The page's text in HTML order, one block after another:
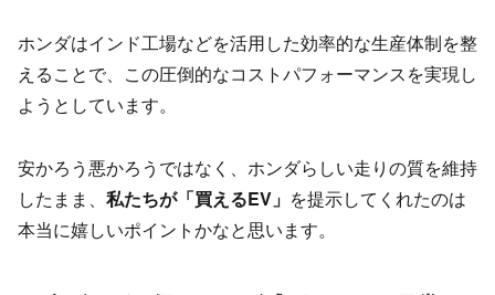
ホンダはインド工場などを活用した効率的な生産体制を整
えることで、この圧倒的なコストパフォーマンスを実現し
ようとしています。
安かろう悪かろうではなく、ホンダらしい走りの質を維持
したまま、 私たちが「買えるEV」 を提示してくれたのは
本当に嬉しいポイントかなと思います。